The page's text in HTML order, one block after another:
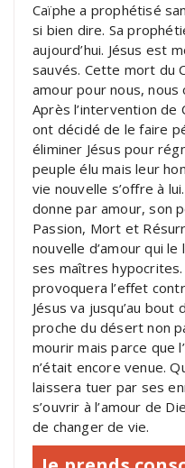
Caïphe a prophétisé
si bien dire. Sa
aujourd’hui. Jésus est
sauvés. Cette mort du
amour pour nous,
Après l’intervention de
ont décidé de le faire
éliminer Jésus pour
peuple élu mais leur
vie nouvelle s’offre à
donne par amour, son
Passion, Mort et
nouvelle d’amour qui
ses maîtres
provoquera l’effet
Jésus va jusqu’au
proche du désert non
mourir mais parce que
n’était encore venue.
laissera tuer par ses
s’ouvrir à l’amour de
de changer de vie.